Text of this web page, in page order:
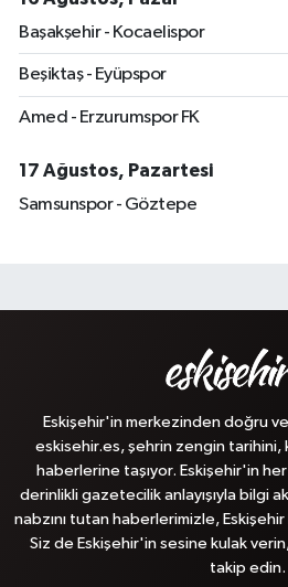
Başakşehir - Kocaelispor
Beşiktaş - Eyüpspor
Amed - Erzurumspor FK
17 Ağustos, Pazartesi
Samsunspor - Göztepe
Eskişehir'in merkezinden doğru
eskisehir.es, şehrin zengin tarihini,
haberlerine taşıyor. Eskişehir'in
derinlikli gazetecilik anlayışıyla bilgi
nabzını tutan haberlerimizle, Eskişehir
Siz de Eskişehir'in sesine kulak
takip edin.